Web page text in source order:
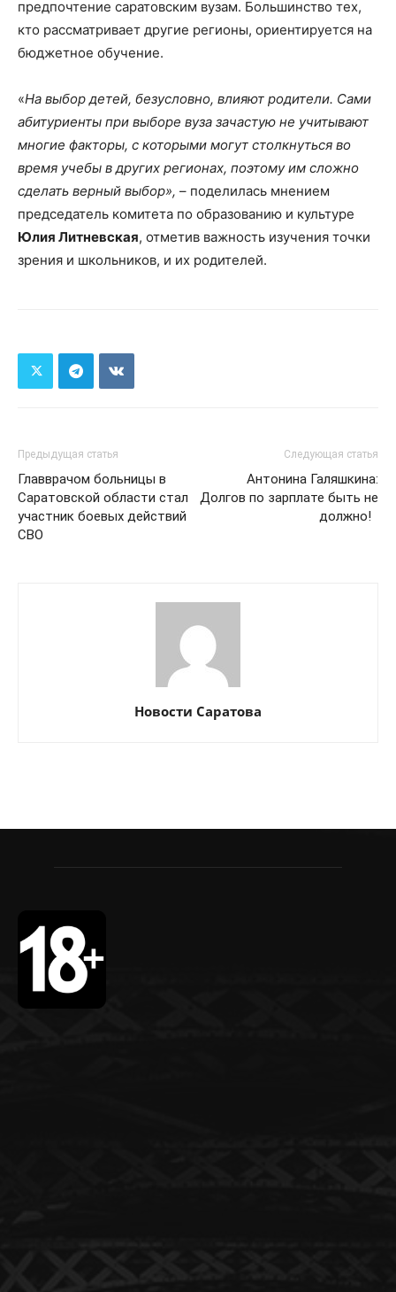
предпочтение саратовским вузам. Большинство тех,
кто рассматривает другие регионы, ориентируется на
бюджетное обучение.
«На выбор детей, безусловно, влияют родители. Сами
абитуриенты при выборе вуза зачастую не учитывают
многие факторы, с которыми могут столкнуться во
время учебы в других регионах, поэтому им сложно
сделать верный выбор», – поделилась мнением
председатель комитета по образованию и культуре
Юлия Литневская, отметив важность изучения точки
зрения и школьников, и их родителей.
Предыдущая статья
Главврачом больницы в
Саратовской области стал
участник боевых действий
СВО
Следующая статья
Антонина Галяшкина:
Долгов по зарплате быть не
должно!
Новости Саратова